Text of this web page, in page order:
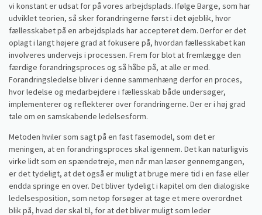
vi konstant er udsat for på vores arbejdsplads. Ifølge Barge, som har
udviklet teorien, så sker forandringerne først i det øjeblik, hvor
fællesskabet på en arbejdsplads har accepteret dem. Derfor er det
oplagt i langt højere grad at fokusere på, hvordan fællesskabet kan
involveres undervejs i processen. Frem for blot at fremlægge den
færdige forandringsproces og så håbe på, at alle er med.
Forandringsledelse bliver i denne sammenhæng derfor en proces,
hvor ledelse og medarbejdere i fællesskab både undersøger,
implementerer og reflekterer over forandringerne. Der er i høj grad
tale om en samskabende ledelsesform.
Metoden hviler som sagt på en fast fasemodel, som det er
meningen, at en forandringsproces skal igennem. Det kan naturligvis
virke lidt som en spændetrøje, men når man læser gennemgangen,
er det tydeligt, at det også er muligt at bruge mere tid i en fase eller
endda springe en over. Det bliver tydeligt i kapitel om den dialogiske
ledelsesposition, som netop forsøger at tage et mere overordnet
blik på, hvad der skal til, for at det bliver muligt som leder